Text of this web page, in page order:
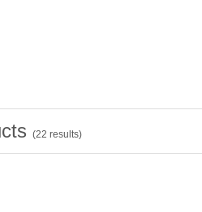
(22 results)